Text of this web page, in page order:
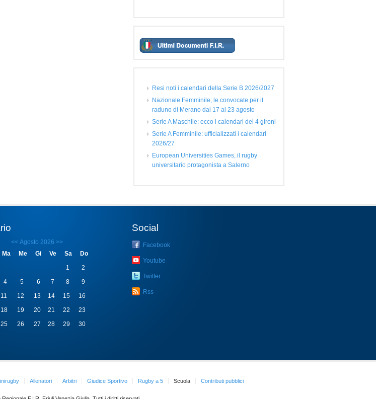
Resi noti i calendari della Serie B 2026/2027
Nazionale Femminile, le convocate per il
raduno di Merano dal 17 al 23 agosto
Serie A Maschile: ecco i calendari dei 4 gironi
Serie A Femminile: ufficializzati i calendari
2026/27
European Universities Games, il rugby
universitario protagonista a Salerno
<< Agosto 2026 >>
Ma Me Gi Ve Sa
Do
1
2
4 5 6 7 8
9
11 12 13 14 15
16
18 19 20 21 22
23
25 26 27 28 29
30
Social
Facebook
Youtube
Twitter
Rss
Allenatori Arbitri Giudice Sportivo Rugby a 5 Scuola Contributi pubblici